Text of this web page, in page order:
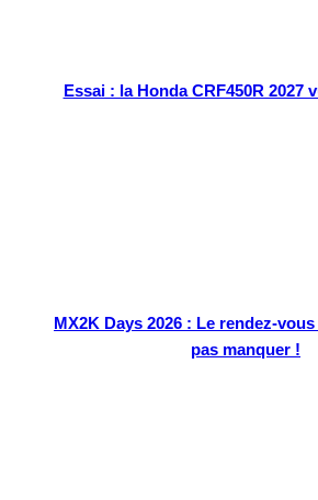
Essai : la Honda CRF450R 2027
MX2K Days 2026 : Le rendez-
pas manquer !